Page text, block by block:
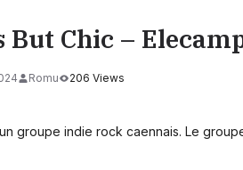
But Chic –
Romu 206 Views
groupe indie rock caennais. Le